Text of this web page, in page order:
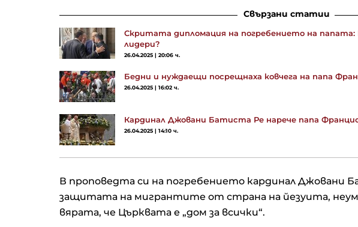
Свързани статии
Скритата дипломация на погребението на папата:
лидери?
26.04.2025 | 20:06 ч.
Бедни и нуждаещи посрещнаха ковчега на папа
26.04.2025 | 16:02 ч.
Кардинал Джовани Батиста Ре нарече папа
26.04.2025 | 14:10 ч.
В проповедта си на погребението кардинал Джовани
защитата на мигрантите от страна на йезуита,
вярата, че Църквата е „дом за всички“.